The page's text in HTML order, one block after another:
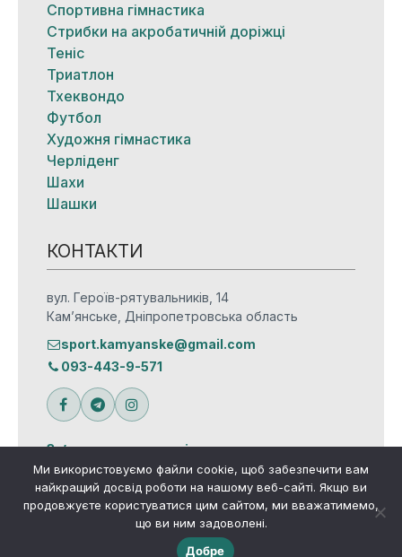
Спортивна гімнастика
Стрибки на акробатичній доріжці
Теніс
Триатлон
Тхеквондо
Футбол
Художня гімнастика
Черліденг
Шахи
Шашки
КОНТАКТИ
вул. Героїв-рятувальників, 14
Кам’янське, Дніпропетровська область
sport.kamyanske@gmail.com
093-443-9-571
Зв’язатися з редакцією
© Всі права захищено
Ми використовуємо файли cookie, щоб забезпечити вам
найкращий досвід роботи на нашому веб-сайті. Якщо ви
продовжуєте користуватися цим сайтом, ми вважатимемо,
що ви ним задоволені.
Добре